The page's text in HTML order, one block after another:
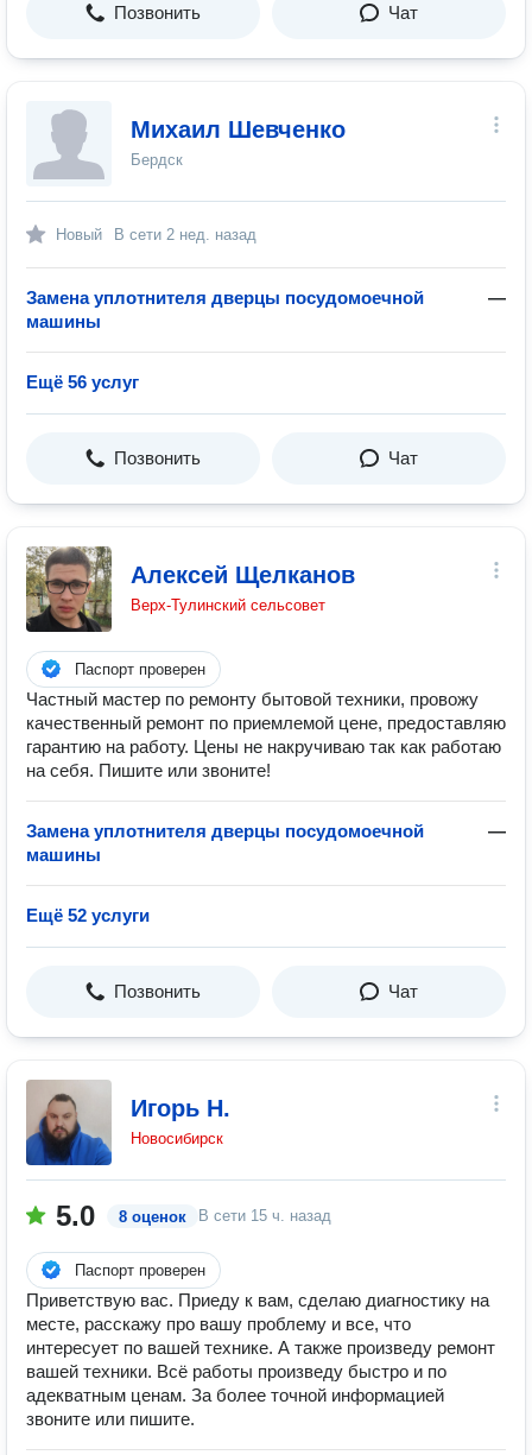
Позвонить Чат
Михаил Шевченко
Бердск
Новый В сети 2 нед. назад
Замена уплотнителя дверцы посудомоечной
машины
—
Ещё 56 услуг
Позвонить Чат
Алексей Щелканов
Верх-Тулинский сельсовет
Паспорт проверен
Частный мастер по ремонту бытовой техники, провожу
качественный ремонт по приемлемой цене, предоставляю
гарантию на работу. Цены не накручиваю так как работаю
на себя. Пишите или звоните!
Замена уплотнителя дверцы посудомоечной
машины
—
Ещё 52 услуги
Позвонить Чат
Игорь Н.
Новосибирск
5.0 8 оценок В сети 15 ч. назад
Паспорт проверен
Приветствую вас. Приеду к вам, сделаю диагностику на
месте, расскажу про вашу проблему и все, что
интересует по вашей технике. А также произведу ремонт
вашей техники. Всё работы произведу быстро и по
адекватным ценам. За более точной информацией
звоните или пишите.